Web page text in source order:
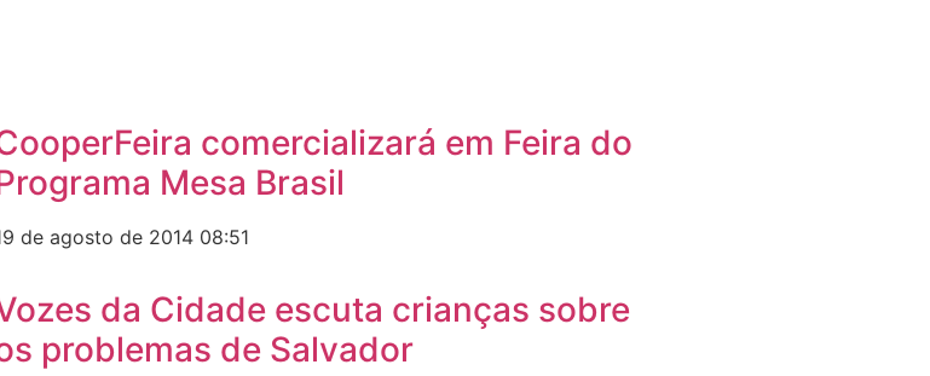
comercializará em Feira do
Mesa Brasil
de agosto de 2014 08:51
da Cidade escuta crianças sobre
problemas de Salvador